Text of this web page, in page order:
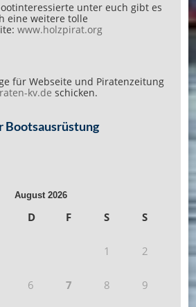
unter euch gibt es
eine weitere tolle
www.holzpirat.org
für Webseite und Piratenzeitung
kv.de schicken.
Bootsausrüstung
August 2026
D F S S
1 2
6 7 8 9